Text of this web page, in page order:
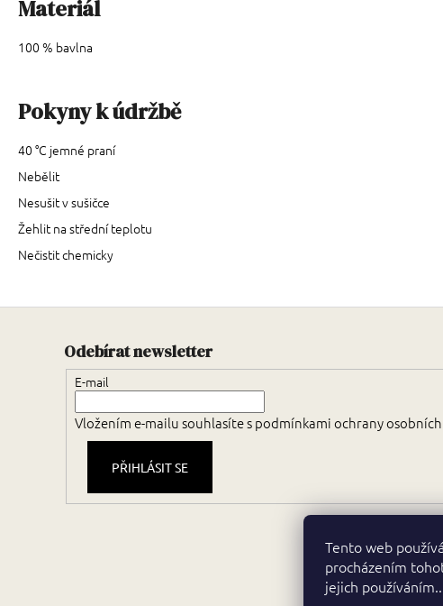
Tento web
procházením
jejich
Materiál
100 % bavlna
Pokyny k údržbě
40 °C jemné praní
Nebělit
Nesušit v sušičce
Žehlit na střední teplotu
Nečistit chemicky
Odebírat newsletter
E-mail
Vložením e-mailu souhlasíte spodmínkami ochrany
PŘIHLÁSIT SE